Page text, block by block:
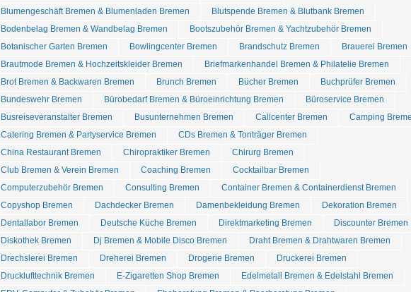
Blumengeschäft Bremen & Blumenladen Bremen
Blutspende Bremen & Blutbank Bremen
Bodenbelag Bremen & Wandbelag Bremen
Bootszubehör Bremen & Yachtzubehör Bremen
Botanischer Garten Bremen
Bowlingcenter Bremen Brandschutz Bremen
Brauerei Bremen
Brautmode Bremen & Hochzeitskleider Bremen
Briefmarkenhandel Bremen & Philatelie Bremen
Brot Bremen & Backwaren Bremen
Brunch Bremen Bücher Bremen
Buchprüfer Bremen
Bundeswehr Bremen
Bürobedarf Bremen & Büroeinrichtung Bremen
Büroservice Bremen
Busreiseveranstalter Bremen
Busunternehmen Bremen Callcenter Bremen
Camping
Catering Bremen & Partyservice Bremen
CDs Bremen & Tonträger Bremen
China Restaurant Bremen
Chiropraktiker Bremen
Chirurg Bremen
Club Bremen & Verein Bremen
Coaching Bremen
Cocktailbar Bremen
Computerzubehör Bremen
Consulting Bremen
Container Bremen & Containerdienst Bremen
Copyshop Bremen
Dachdecker Bremen Damenbekleidung Bremen
Dekoration Bremen
Dentallabor Bremen
Deutsche Küche Bremen Direktmarketing Bremen
Discounter Bremen
Diskothek Bremen
Dj Bremen & Mobile Disco Bremen
Draht Bremen & Drahtwaren Bremen
Drechslerei Bremen
Dreherei Bremen Drogerie Bremen
Druckerei Bremen
Drucklufttechnik Bremen
E-Zigaretten Shop Bremen
Edelmetall Bremen & Edelstahl Bremen